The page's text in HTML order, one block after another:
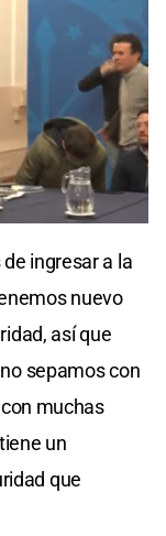
ingresar a la
nuevo
así que
sepamos con
muchas
un
que